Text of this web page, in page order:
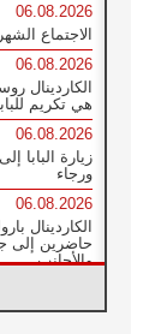
06.08.2026
الاجتماع
06.08.2026
الكاردينال
هي تكريم
06.08.2026
زيارة البابا
ورجاء
06.08.2026
الكاردينال
حاضرين إلى
والأجانب
البابا لاوُن